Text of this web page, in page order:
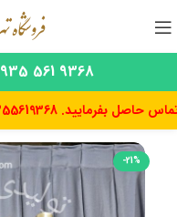
9368 561 0935 - ساعت کاری از 9 تا 22
09355619368
-21%